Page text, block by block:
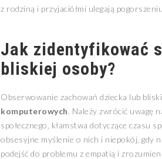
z rodziną i przyjaciółmi ulegają
Jak zidentyfikować
bliskiej osoby?
Obserwowanie zachowań dziecka lub
komputerowych. Należy zwrócić uwagę
społecznego, kłamstwa dotyczące czasu
obsesyjne myślenie o nich i niepokój, gdy
podejść do problemu z empatią i